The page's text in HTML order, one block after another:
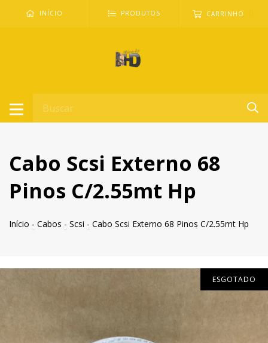
INÍCIO PRODUTOS CARRINHO
Cabo Scsi Externo 68
Pinos C/2.55mt Hp
Início - Cabos - Scsi - Cabo Scsi Externo 68 Pinos C/2.55mt Hp
ESGOTADO